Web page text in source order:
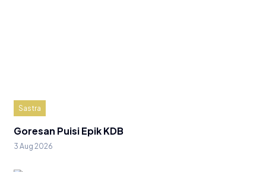
Sastra
Goresan Puisi Epik KDB
3 Aug 2026